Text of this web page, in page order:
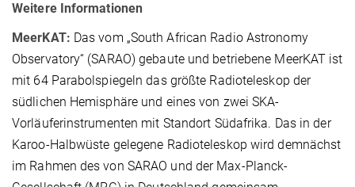
Weitere Informationen
MeerKAT: Das vom „South African Radio Astronomy
Observatory“ (SARAO) gebaute und betriebene MeerKAT ist
mit 64 Parabolspiegeln das größte Radioteleskop der
südlichen Hemisphäre und eines von zwei SKA-
Vorläuferinstrumenten mit Standort Südafrika. Das in der
Karoo-Halbwüste gelegene Radioteleskop wird demnächst
im Rahmen des von SARAO und der Max-Planck-